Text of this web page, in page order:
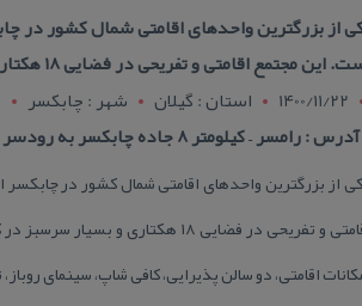
از بزرگترین واحدهای اقامتی شمال كشور در
مجتمع اقامتی و تفریحی در فضایی ۱۸ هكتاری و بسیار سرسبز در كنار دریا و در مجاورت كوه واقع شده است
1400/11/22
استان : گيلان شهر : چابکسر
آدرس : رامسر – كیلومتر ۸ جاده چابكسر به رودسر – مجتمع آهوان
از بزرگترین واحدهای اقامتی شمال كشور در
اقامتی، دو سالن پذیرایی، كافی شاپ، سینمای